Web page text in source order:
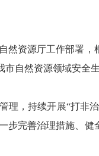
然资源厅工作部署
自然资源领域安全
，持续开展“打非
完善治理措施、健